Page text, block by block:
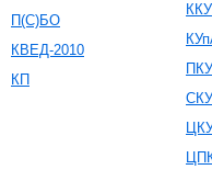
П(С)БО
КВЕД-2010
КП
ККУ
ПКУ
СКУ